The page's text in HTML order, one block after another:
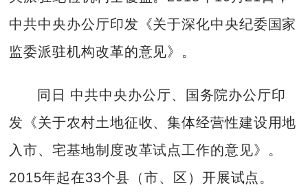
中共中央办公厅印发《关于深化中央纪委国家
监委派驻机构改革的意见》。
同日 中共中央办公厅、国务院办公厅印
发《关于农村土地征收、集体经营性建设用地
入市、宅基地制度改革试点工作的意见》。
2015年起在33个县（市、区）开展试点。